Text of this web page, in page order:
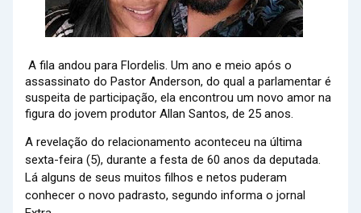
A fila andou para Flordelis. Um ano e meio após o
assassinato do Pastor Anderson, do qual a parlamentar é
suspeita de participação, ela encontrou um novo amor na
figura do jovem produtor Allan Santos, de 25 anos.
A revelação do relacionamento aconteceu na última
sexta-feira (5), durante a festa de 60 anos da deputada.
Lá alguns de seus muitos filhos e netos puderam
conhecer o novo padrasto, segundo informa o jornal